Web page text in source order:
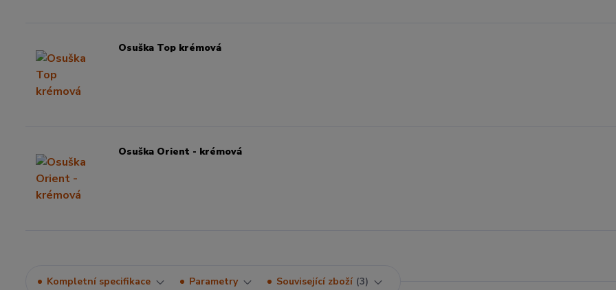
Osuška Top krémová
Osuška Orient - krémová
Kompletní specifikace Parametry Související zboží 3